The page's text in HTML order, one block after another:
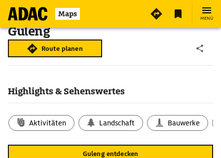
Maps MENÜ
Guleng
Route planen
Highlights & Sehenswertes
Aktivitäten Landschaft Bauwerke
Guleng entdecken